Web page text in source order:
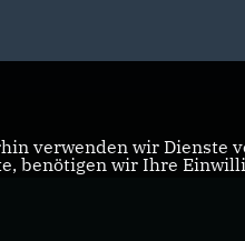
verwenden wir
benötigen wir Ihre